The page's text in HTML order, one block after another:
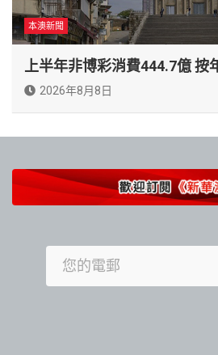
本澳新聞
上半年非博彩消費444.7億 按
2026年8月8日